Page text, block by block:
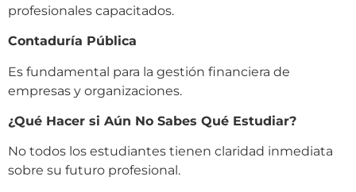
profesionales capacitados.
Contaduría Pública
Es fundamental para la gestión financiera de
empresas y organizaciones.
¿Qué Hacer si Aún No Sabes Qué Estudiar?
No todos los estudiantes tienen claridad inmediata
sobre su futuro profesional.